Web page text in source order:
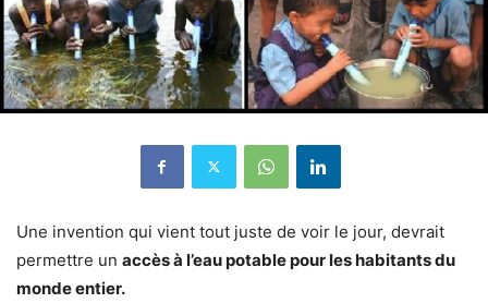
Une invention qui vient tout juste de voir le jour, devrait
permettre un accès à l’eau potable pour les habitants du
monde entier.